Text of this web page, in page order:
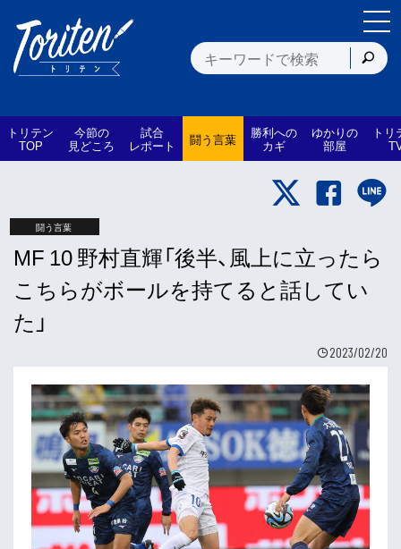
トリテン
TOP
今節の
見どころ
試合
レポート 闘う言葉 勝利への
カギ
ゆかりの
部屋
トリ
闘う言葉
MF 10 野村直輝「後半、風上に立ったら
こちらがボールを持てると話してい
た」
2023/02/20